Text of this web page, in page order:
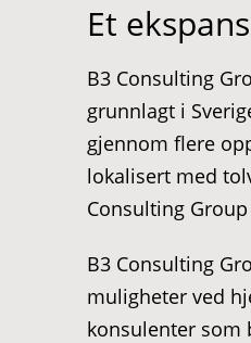
Et
B3 Consulting
grunnlagt i
gjennom flere
lokalisert med
Consulting
B3 Consulting
muligheter ved
konsulenter som